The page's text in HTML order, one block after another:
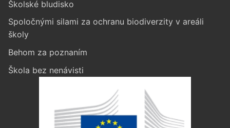
Školské bludisko
Spoločnými silami za ochranu biodiverzity v areáli
školy
Behom za poznaním
Škola bez nenávisti